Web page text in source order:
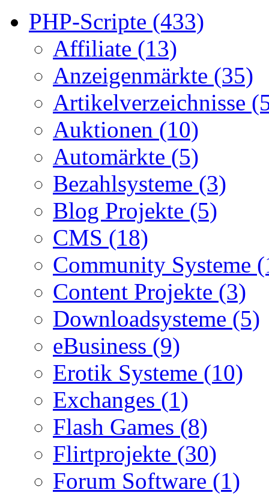
PHP-Scripte (433)
Affiliate (13)
Anzeigenmärkte (35)
Artikelverzeichnisse
Auktionen (10)
Automärkte (5)
Bezahlsysteme (3)
Blog Projekte (5)
CMS (18)
Community Systeme
Content Projekte (3)
Downloadsysteme (5)
eBusiness (9)
Erotik Systeme (10)
Exchanges (1)
Flash Games (8)
Flirtprojekte (30)
Forum Software (1)